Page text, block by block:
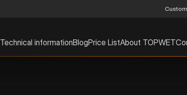
Technical informationBlogPrice ListAbout TOPWET